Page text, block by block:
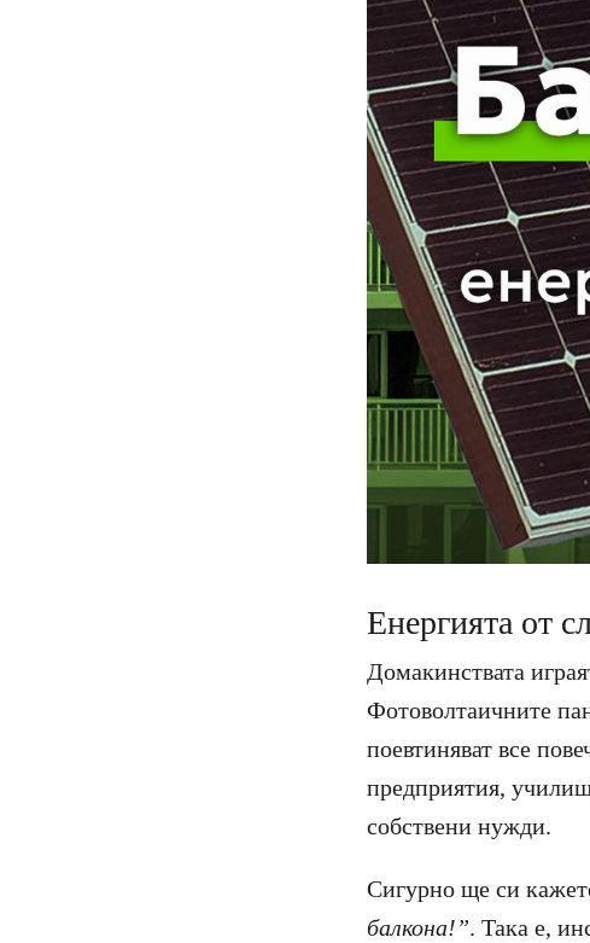
Енергията от
Домакинствата
Фотоволтаичните
поевтиняват все
предприятия,
собствени нужди.
Сигурно ще си
балкона!”. Така е,